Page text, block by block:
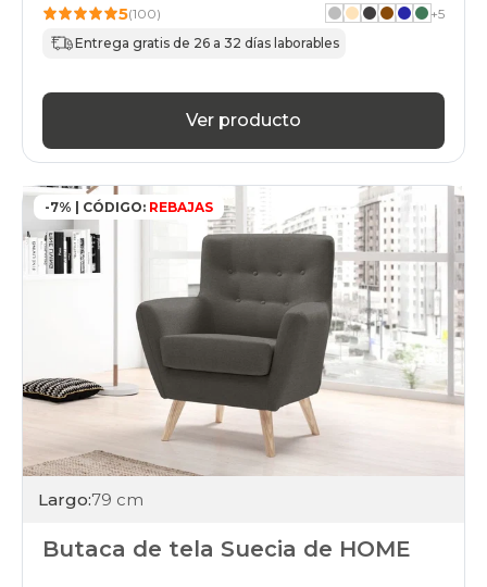
5(100) +5
Entrega gratis de 26 a 32 días laborables
Ver producto
-7% | CÓDIGO: REBAJAS
Largo:79 cm
Butaca de tela Suecia de HOME